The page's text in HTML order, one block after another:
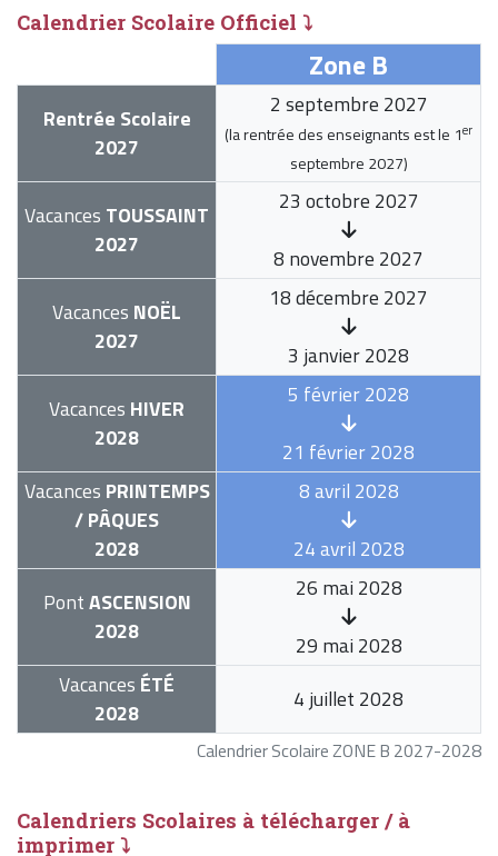
Calendrier Scolaire Officiel ⤵
Calendrier Scolaire ZONE B 2027-2028
Zone B
Rentrée Scolaire
2027
2 septembre 2027
(la rentrée des enseignants est le 1er
septembre 2027)
Vacances TOUSSAINT
2027
23 octobre 2027
8 novembre 2027
Vacances NOËL
2027
18 décembre 2027
3 janvier 2028
Vacances HIVER
2028
5 février 2028
21 février 2028
Vacances PRINTEMPS
/ PÂQUES
2028
8 avril 2028
24 avril 2028
PontASCENSION
2028
26 mai 2028
29 mai 2028
Vacances ÉTÉ
2028
4 juillet 2028
Calendriers Scolaires à télécharger / à
imprimer ⤵